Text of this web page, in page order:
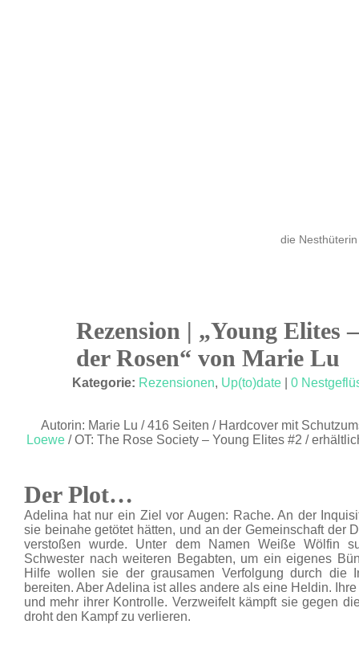
die Nesthüterin
Rezension | „Young Elites
der Rosen“ von Marie Lu
Kategorie: Rezensionen, Up(to)date 0
Autorin: Marie Lu / 416 Seiten / Hardcover mit
Loewe/ OT: The Rose Society – Young Elites #2 /
Der Plot…
Adelina hat nur ein Ziel vor Augen: Rache. An der
sie beinahe getötet hätten, und an der Gemeinschaft der
verstoßen wurde. Unter dem Namen Weiße Wölfin
Schwester nach weiteren Begabten, um ein eigenes
Hilfe wollen sie der grausamen Verfolgung durch die
bereiten. Aber Adelina ist alles andere als eine Heldin.
und mehr ihrer Kontrolle. Verzweifelt kämpft sie gegen
droht den Kampf zu verlieren.